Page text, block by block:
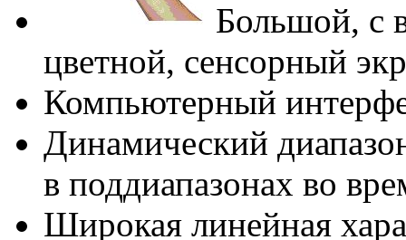
Большой, с
цветной, сенсорный
Компьютерный
Динамический
в поддиапазонах во
Широкая линейная